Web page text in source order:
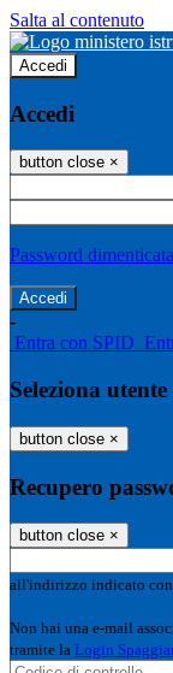
Salta al contenuto
Accedi
Accedi
button close ×
Password
-
Entra con SPID
Seleziona utente
button close ×
Recupero
button close ×
all'indirizzo indicato
Non hai una e-mail
tramite la Login